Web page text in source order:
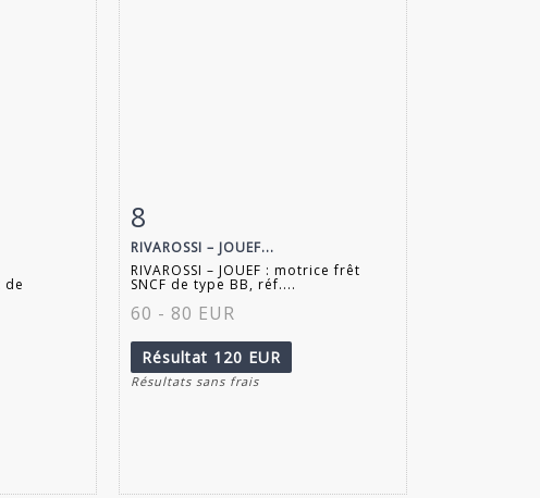
de
Fiche détaillée
8
RIVAROSSI – JOUEF...
RIVAROSSI – JOUEF : motrice frêt
SNCF de type BB, réf....
60 - 80 EUR
Résultat 120 EUR
Résultats sans frais